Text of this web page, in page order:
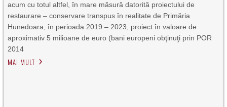
acum cu totul altfel, în mare măsură datorită proiectului de
restaurare – conservare transpus în realitate de Primăria
Hunedoara, în perioada 2019 – 2023, proiect în valoare de
aproximativ 5 milioane de euro (bani europeni obţinuţi prin POR
2014
MAI MULT